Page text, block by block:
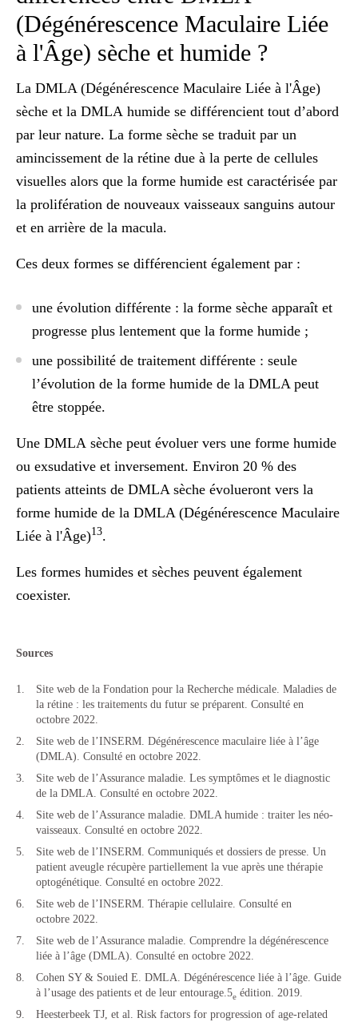
(Dégénérescence Maculaire Liée
à l'Âge) sèche et humide ?
La DMLA (Dégénérescence Maculaire Liée à l'Âge)
sèche et la DMLA humide se différencient tout d’abord
par leur nature. La forme sèche se traduit par un
amincissement de la rétine due à la perte de cellules
visuelles alors que la forme humide est caractérisée par
la prolifération de nouveaux vaisseaux sanguins autour
et en arrière de la macula.
Ces deux formes se différencient également par :
une évolution différente : la forme sèche apparaît et
progresse plus lentement que la forme humide ;
une possibilité de traitement différente : seule
l’évolution de la forme humide de la DMLA peut
être stoppée.
Une DMLA sèche peut évoluer vers une forme humide
ou exsudative et inversement. Environ 20 % des
patients atteints de DMLA sèche évolueront vers la
forme humide de la DMLA (Dégénérescence Maculaire
Liée à l'Âge)13.
Les formes humides et sèches peuvent également
coexister.
Sources
Site web de la Fondation pour la Recherche médicale. Maladies de
la rétine : les traitements du futur se préparent. Consulté en
octobre 2022.
Site web de l’INSERM. Dégénérescence maculaire liée à l’âge
(DMLA). Consulté en octobre 2022.
Site web de l’Assurance maladie. Les symptômes et le diagnostic
de la DMLA. Consulté en octobre 2022.
Site web de l’Assurance maladie. DMLA humide : traiter les néo-
vaisseaux. Consulté en octobre 2022.
Site web de l’INSERM. Communiqués et dossiers de presse. Un
patient aveugle récupère partiellement la vue après une thérapie
optogénétique. Consulté en octobre 2022.
Site web de l’INSERM. Thérapie cellulaire. Consulté en
octobre 2022.
Site web de l’Assurance maladie. Comprendre la dégénérescence
liée à l’âge (DMLA). Consulté en octobre 2022.
Cohen SY & Souied E. DMLA. Dégénérescence liée à l’âge. Guide
à l’usage des patients et de leur entourage.5e édition. 2019.
Heesterbeek TJ, et al. Risk factors for progression of age-related